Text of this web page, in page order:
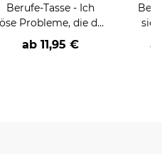
Berufe-Tasse - Ich
Probleme, die du
nicht verstehst -
verschiedene Berufe
ab 11,95 €